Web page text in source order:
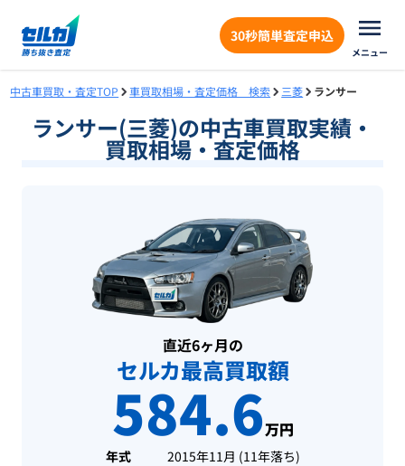
30秒簡単査定申込
メニュー
中古車買取・査定TOP 車買取相場・査定価格 検索 三菱 ランサー
ランサー(三菱)の中古車買取実績・
買取相場・査定価格
直近6ヶ月の
セルカ最高買取額
584.6万円
年式 2015年11月 (11年落ち)